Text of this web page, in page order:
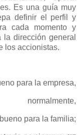
Es una guía muy
definir el perfil y
cada momento y
dirección general
los accionistas.
para la empresa,
normalmente,
para la familia;